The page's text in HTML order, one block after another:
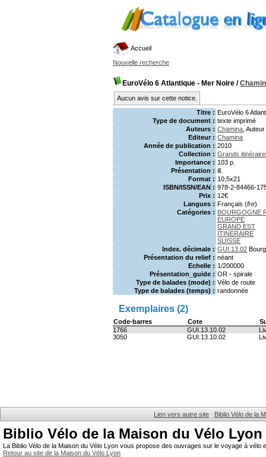
Accueil
Nouvelle recherche
EuroVélo 6 Atlantique - Mer Noire /
Aucun avis sur cette notice.
Titre : EuroVélo 6
Type de document : texte imprimé
Auteurs : Chamina , Auteur
Editeur : Chamina
Année de publication : 2010
Collection : Grands
Importance : 103 p.
Présentation : ill.
Format : 10,5x21
ISBN/ISSN/EAN : 978-2-84466-
Prix : 12€
Langues : Français (fre)
Catégories : BOURGOGNE
EUROPE
GRAND EST
ITINERAIRE
SUISSE
Index. décimale : GUI.13.02
Présentation du relief : néant
Echelle : 1/200000
Présentation_guide : OR - spirale
Type de balades (mode) : Vélo de route
Type de balades (temps) : randonnée
Exemplaires (2)
Code-barres Cote
1766
GUI.13.10.02
3050
GUI.13.10.02
Lien vers autre site Biblio Vélo de la
Biblio Vélo de la Maison du Vélo Lyon
La Biblio Vélo de la Maison du Vélo Lyon vous propose des ouvrages sur le voyage à
Retour au site de la Maison du Vélo Lyon